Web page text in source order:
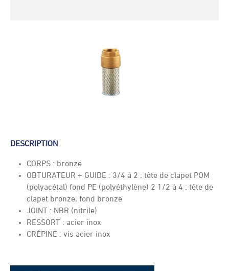
DESCRIPTION
CORPS : bronze
OBTURATEUR + GUIDE : 3/4 à 2 : tête de clapet POM
(polyacétal) fond PE (polyéthylène) 2 1/2 à 4 : tête de
clapet bronze, fond bronze
JOINT : NBR (nitrile)
RESSORT : acier inox
CRÉPINE : vis acier inox